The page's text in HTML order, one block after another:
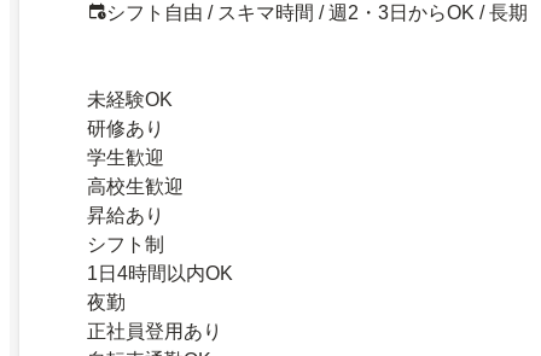
シフト自由 / スキマ時間 / 週2・3日からOK / 長期
未経験OK
研修あり
学生歓迎
高校生歓迎
昇給あり
シフト制
1日4時間以内OK
夜勤
正社員登用あり